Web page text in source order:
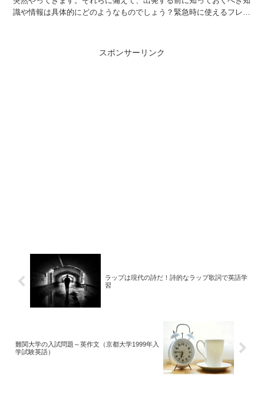
識や情報は具体的にどのようなものでしょう？緊急時に使えるフレー
スポンサーリンク
ラップは現代の詩だ！詩的なラップ歌詞で英語学
習
難関大学の入試問題～英作文（京都大学1999年入
学試験英語）